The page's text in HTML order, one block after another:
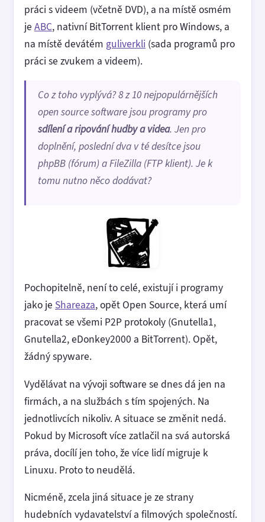
práci s videem (včetně DVD), a na místě osmém
je ABC, nativní BitTorrent klient pro Windows, a
na místě devátém guliverkli (sada programů pro
práci se zvukem a videem).
Co z toho vyplývá? 8 z 10 nejpopulárnějších
open source software jsou programy pro
sdílení a ripování hudby a videa. Jen pro
doplnění, poslední dva v té desítce jsou
phpBB (fórum) a FileZilla (FTP klient). Je k
tomu nutno něco dodávat?
Pochopitelně, není to celé, existují i programy
jako je Shareaza, opět Open Source, která umí
pracovat se všemi P2P protokoly (Gnutella1,
Gnutella2, eDonkey2000 a BitTorrent). Opět,
žádný spyware.
Vydělávat na vývoji software se dnes dá jen na
firmách, a na službách s tím spojených. Na
jednotlivcích nikoliv. A situace se změnit nedá.
Pokud by Microsoft více zatlačil na svá autorská
práva, docílí jen toho, že více lidí migruje k
Linuxu. Proto to neudělá.
Nicméně, zcela jiná situace je ze strany
hudebních vydavatelství a filmových společností.